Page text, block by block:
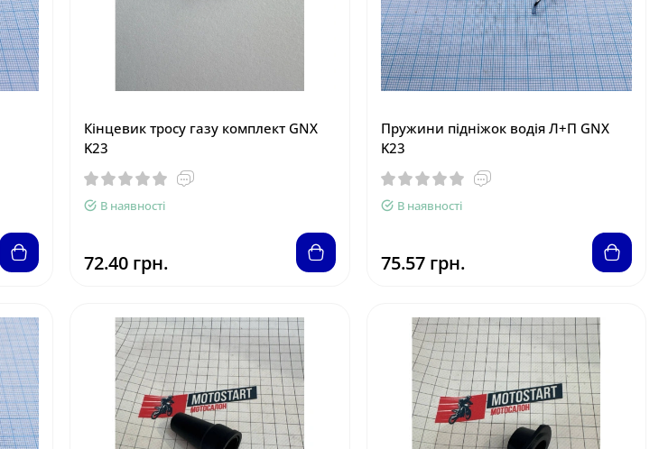
Кінцевик тросу газу комплект GNX
K23
В наявності
72.40 грн.
Пружини підніжок водія Л+П GNX
K23
В наявності
75.57 грн.